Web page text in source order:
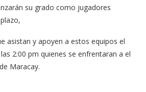
su grado como jugadores
asistan y apoyen a estos equipos el
2:00 pm quienes se enfrentaran a el
Maracay.